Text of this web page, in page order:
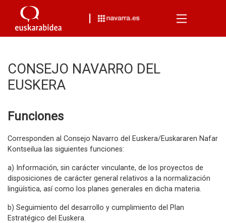
Menu
CONSEJO NAVARRO DEL
EUSKERA
Funciones
Corresponden al Consejo Navarro del Euskera/Euskararen Nafar
Kontseilua las siguientes funciones:
a) Información, sin carácter vinculante, de los proyectos de
disposiciones de carácter general relativos a la normalización
lingüística, así como los planes generales en dicha materia.
b) Seguimiento del desarrollo y cumplimiento del Plan
Estratégico del Euskera.